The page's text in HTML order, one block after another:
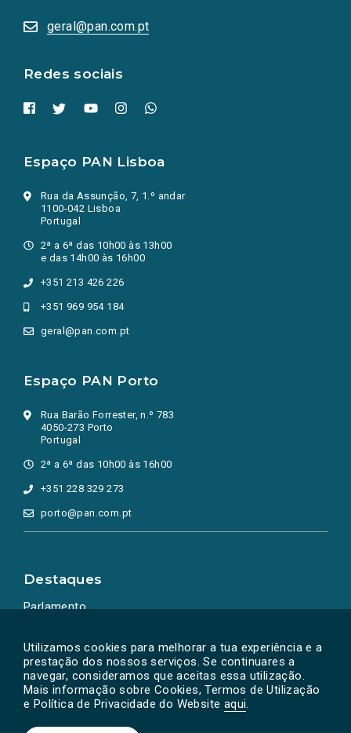
Utilizamos cookies para melhorar a tua experiência e a
prestação dos nossos serviços. Se continuares a
navegar, consideramos que aceitas essa utilização.
Mais informação sobre Cookies, Termos de Utilização
e Política de Privacidade do Website aqui.
geral@pan.com.pt
Redes sociais
numa
nova
Espaço PAN Lisboa
Rua da Assunção, 7, 1.º andar
1100-042 Lisboa
Portugal
2ª a 6ª das 10h00 às 13h00
e das 14h00 às 16h00
+351 213 426 226
+351 969 954 184
geral@pan.com.pt
Espaço PAN Porto
Rua Barão Forrester, n.º 783
4050-273 Porto
Portugal
2ª a 6ª das 10h00 às 16h00
+351 228 329 273
porto@pan.com.pt
Destaques
Parlamento